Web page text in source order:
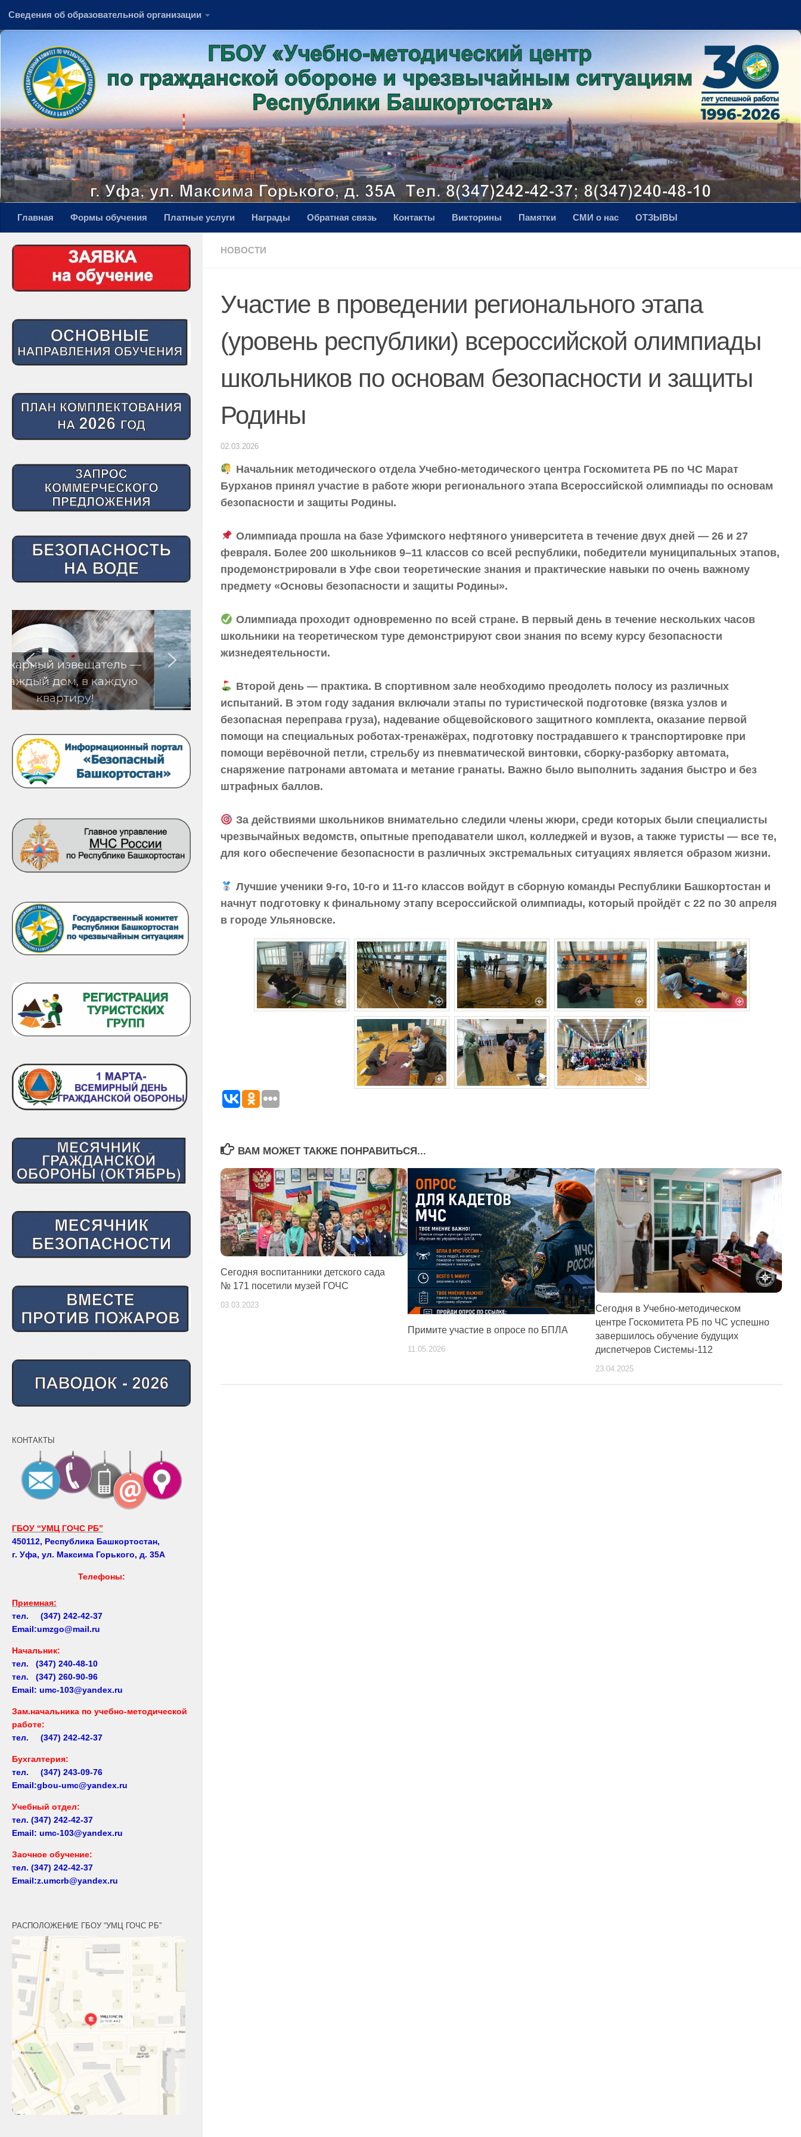
Перейти к содержимому
Сведения об образовательной организации
Главная Формы обучения Платные услуги Награды Обратная связь Контакты Викторины Памятки СМИ о нас ОТЗЫВЫ
НОВОСТИ
Участие в проведении регионального этапа
(уровень республики) всероссийской олимпиады
школьников по основам безопасности и защиты
Родины
02.03.2026
Начальник методического отдела Учебно-методического центра Госкомитета РБ по ЧС Марат
Бурханов принял участие в работе жюри регионального этапа Всероссийской олимпиады по основам
безопасности и защиты Родины.
Олимпиада прошла на базе Уфимского нефтяного университета в течение двух дней — 26 и 27
февраля. Более 200 школьников 9–11 классов со всей республики, победители муниципальных этапов,
продемонстрировали в Уфе свои теоретические знания и практические навыки по очень важному
предмету «Основы безопасности и защиты Родины».
Олимпиада проходит одновременно по всей стране. В первый день в течение нескольких часов
школьники на теоретическом туре демонстрируют свои знания по всему курсу безопасности
жизнедеятельности.
Второй день — практика. В спортивном зале необходимо преодолеть полосу из различных
испытаний. В этом году задания включали этапы по туристической подготовке (вязка узлов и
безопасная переправа груза), надевание общевойскового защитного комплекта, оказание первой
помощи на специальных роботах-тренажёрах, подготовку пострадавшего к транспортировке при
помощи верёвочной петли, стрельбу из пневматической винтовки, сборку-разборку автомата,
снаряжение патронами автомата и метание гранаты. Важно было выполнить задания быстро и без
штрафных баллов.
За действиями школьников внимательно следили члены жюри, среди которых были специалисты
чрезвычайных ведомств, опытные преподаватели школ, колледжей и вузов, а также туристы — все те,
для кого обеспечение безопасности в различных экстремальных ситуациях является образом жизни.
Лучшие ученики 9-го, 10-го и 11-го классов войдут в сборную команды Республики Башкортостан и
начнут подготовку к финальному этапу всероссийской олимпиады, который пройдёт с 22 по 30 апреля
в городе Ульяновске.
ВАМ МОЖЕТ ТАКЖЕ ПОНРАВИТЬСЯ...
Сегодня воспитанники детского сада
№ 171 посетили музей ГОЧС
03.03.2023
Примите участие в опросе по БПЛА
11.05.2026
Сегодня в Учебно-методическом
центре Госкомитета РБ по ЧС успешно
завершилось обучение будущих
диспетчеров Системы-112
23.04.2025
—
КОНТАКТЫ
ГБОУ “УМЦ ГОЧС РБ”
450112, Республика Башкортостан,
г. Уфа, ул. Максима Горького, д. 35А
Телефоны:
Приемная:
тел. (347) 242-42-37
Email:umzgo@mail.ru
Начальник:
тел. (347) 240-48-10
тел. (347) 260-90-96
Email: umc-103@yandex.ru
Зам.начальника по учебно-методической
работе:
тел. (347) 242-42-37
Бухгалтерия:
тел. (347) 243-09-76
Email:gbou-umc@yandex.ru
Учебный отдел:
тел. (347) 242-42-37
Email: umc-103@yandex.ru
Заочное обучение:
тел. (347) 242-42-37
Email:z.umcrb@yandex.ru
РАСПОЛОЖЕНИЕ ГБОУ “УМЦ ГОЧС РБ”